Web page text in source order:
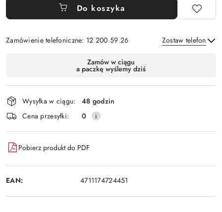
Do koszyka
Zamówienie telefoniczne: 12 200 59 26 Zostaw telefon
Wyślij
dostawa
Zamów w ciągu
a paczkę wyślemy dziś
Wysyłka w ciągu:
48 godzin
Cena przesyłki:
0
Pobierz produkt do PDF
EAN: 4711174724451